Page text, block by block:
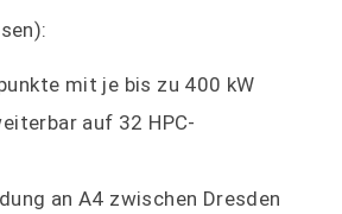
mit je bis zu 400 kW
auf 32 HPC-
an A4 zwischen Dresden